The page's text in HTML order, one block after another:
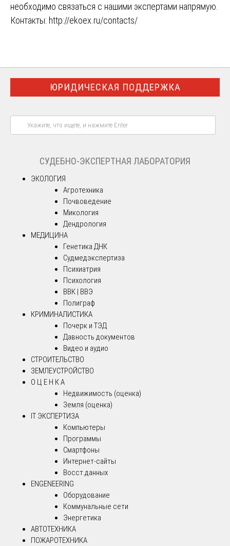
необходимо связаться с нашими экспертами напрямую.
Контакты: http://ekoex.ru/contacts/
ЮРИДИЧЕСКАЯ ПОДДЕРЖКА
СУДЕБНО-ЭКСПЕРТНАЯ ЛАБОРАТОРИЯ
ЭКОЛОГИЯ
Агротехника
Почвоведение
Микология
Дендрология
МЕДИЦИНА
Генетика ДНК
Судмедэкспертиза
Психиатрия
Психология
ВВК | ВВЭ
Полиграф
КРИМИНАЛИСТИКА
Почерк и ТЭД
Давность документов
Видео и аудио
СТРОИТЕЛЬСТВО
ЗЕМЛЕУСТРОЙСТВО
О Ц Е Н К А
Недвижимость (оценка)
Земля (оценка)
IT ЭКСПЕРТИЗА
Компьютеры
Программы
Смартфоны
Интернет-сайты
Восст.данных
ENGENEERING
Оборудование
Коммунальные сети
Энергетика
АВТОТЕХНИКА
ПОЖАРОТЕХНИКА